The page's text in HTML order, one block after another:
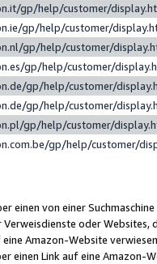
gp/help/customer/
gp/help/customer/
gp/help/customer/
gp/help/customer/
gp/help/customer/
gp/help/customer/
gp/help/customer/
gp/help/customer/
einen von einer
oder Websites,
Amazon-Website
einen Link auf eine